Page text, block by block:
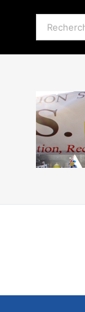
Rechercher: